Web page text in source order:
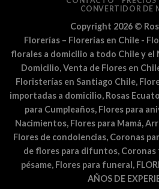
CONVERTIDOR DE
Copyright 2026 ©
Florerías – Florerías en Chile -
florales a domicilio a todo Chile y el
Domicilio, Venta de Flores en
Floristerías en Santiago Chile,
importadas a domicilio, Rosas
para Cumpleaños, Flores para
Nacimientos, Flores para Mamá,
Flores de condolencias, Coronas
de flores para difuntos, Coronas
pésame, Flores para funeral,
AÑOS DE